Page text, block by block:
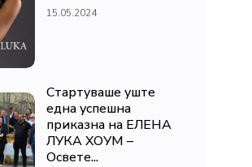
15.05.2024
Стартуваше уште
една успешна
приказна на ЕЛЕНА
ЛУКА ХОУМ –
Освете...